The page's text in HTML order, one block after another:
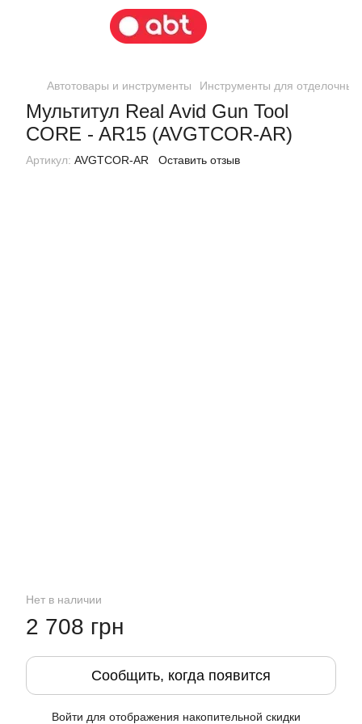
Автотовары и инструменты Инструменты для отделочных
Мультитул Real Avid Gun Tool
CORE - AR15 (AVGTCOR-AR)
Артикул: AVGTCOR-AR Оставить отзыв
Нет в наличии
2 708 грн
Сообщить, когда появится
Войти для отображения накопительной скидки